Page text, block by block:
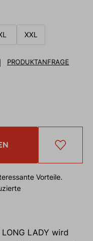
XXL
PRODUKTANFRAGE
Vorteile.
LADY wird